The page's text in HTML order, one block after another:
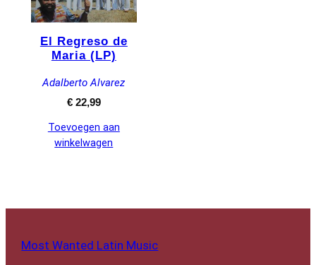
El Regreso de
Maria (LP)
Adalberto Alvarez
€22,99
Toevoegen aan
winkelwagen
Most Wanted Latin Music